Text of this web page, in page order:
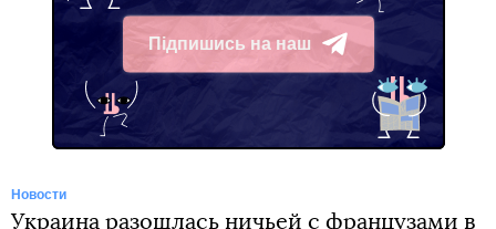
Підпишись на наш
Telegram
Новости
Украина разошлась ничьей с французами в